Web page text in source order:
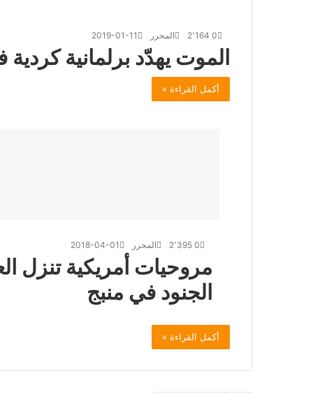
المحرر 2019-01-11 02٬164
الموت يهدّد برلمانية
أكمل القراءة »
المحرر 2018-04-01 02٬395
مروحيات أمريكية تنزل
الجنود في منبج
أكمل القراءة »